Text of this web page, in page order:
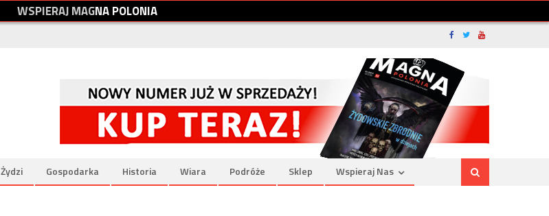
WSPIERAJMAGNAPOLONIA
Żydzi Gospodarka Historia Wiara Podróże Sklep Wspieraj Nas